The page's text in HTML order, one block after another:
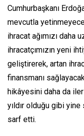
Cumhurbaşkanı
mevcutla
ihracat ağımızı
ihracatçımızın yeni
geliştirerek, artan
finansmanı
hikâyesini daha da
yıldır olduğu gibi
sarf etti.